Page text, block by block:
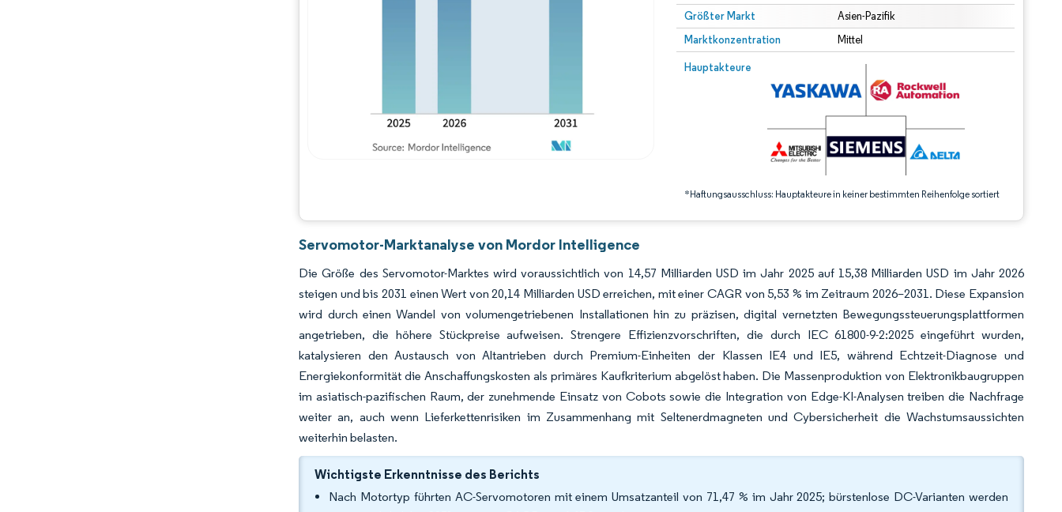
Größter Markt Asien-Pazifik
Marktkonzentration Mittel
Hauptakteure
*Haftungsausschluss: Hauptakteure in keiner bestimmten Reihenfolge sortiert
Bild © Mordor Intelligence. Wiederverwendung erfordert Namensnennung gemäß CC BY 4.0.
Bild © Mordor Intelligence. Wiederverwendung erfordert Namensnennung gemäß CC BY 4.0.
Servomotor-Marktanalyse von Mordor Intelligence
Die Größe des Servomotor-Marktes wird voraussichtlich von 14,57 Milliarden USD im Jahr 2025 auf 15,38 Milliarden USD im Jahr 2026
steigen und bis 2031 einen Wert von 20,14 Milliarden USD erreichen, mit einer CAGR von 5,53 % im Zeitraum 2026–2031. Diese Expansion
wird durch einen Wandel von volumengetriebenen Installationen hin zu präzisen, digital vernetzten Bewegungssteuerungsplattformen
angetrieben, die höhere Stückpreise aufweisen. Strengere Effizienzvorschriften, die durch IEC 61800-9-2:2025 eingeführt wurden,
katalysieren den Austausch von Altantrieben durch Premium-Einheiten der Klassen IE4 und IE5, während Echtzeit-Diagnose und
Energiekonformität die Anschaffungskosten als primäres Kaufkriterium abgelöst haben. Die Massenproduktion von Elektronikbaugruppen
im asiatisch-pazifischen Raum, der zunehmende Einsatz von Cobots sowie die Integration von Edge-KI-Analysen treiben die Nachfrage
weiter an, auch wenn Lieferkettenrisiken im Zusammenhang mit Seltenerdmagneten und Cybersicherheit die Wachstumsaussichten
weiterhin belasten.
Wichtigste Erkenntnisse des Berichts
Nach Motortyp führten AC-Servomotoren mit einem Umsatzanteil von 71,47 % im Jahr 2025; bürstenlose DC-Varianten werden